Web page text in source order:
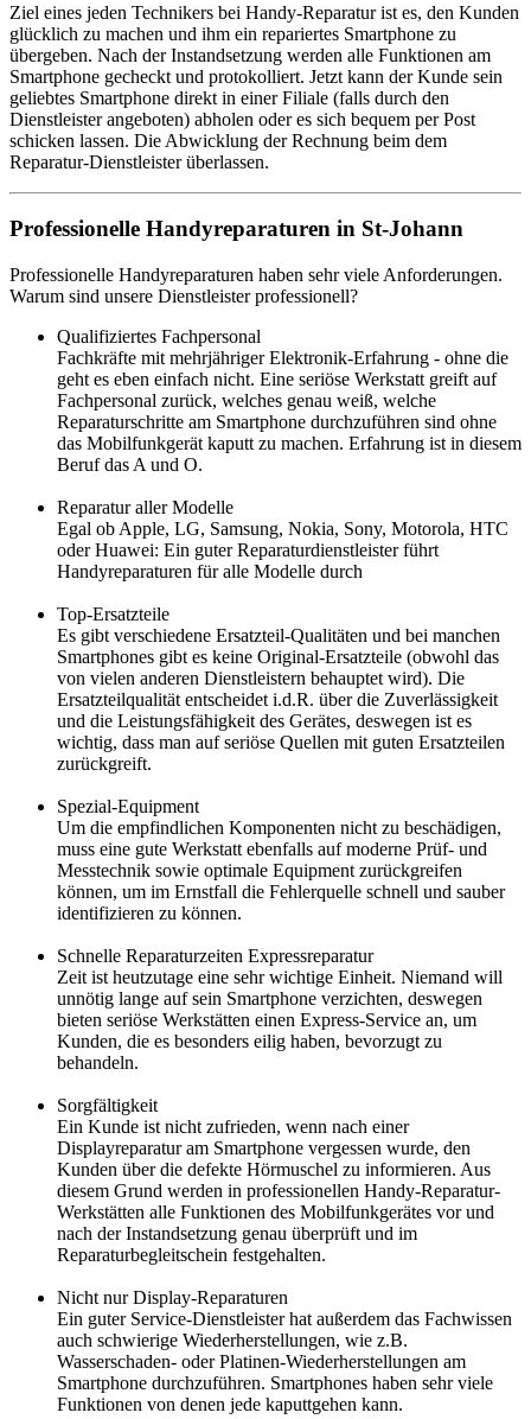
Ziel eines jeden Technikers bei Handy-Reparatur ist es, den Kunden
glücklich zu machen und ihm ein repariertes Smartphone zu
übergeben. Nach der Instandsetzung werden alle Funktionen am
Smartphone gecheckt und protokolliert. Jetzt kann der Kunde sein
geliebtes Smartphone direkt in einer Filiale (falls durch den
Dienstleister angeboten) abholen oder es sich bequem per Post
schicken lassen. Die Abwicklung der Rechnung beim dem
Reparatur-Dienstleister überlassen.
Professionelle Handyreparaturen in St-Johann
Professionelle Handyreparaturen haben sehr viele Anforderungen.
Warum sind unsere Dienstleister professionell?
Qualifiziertes Fachpersonal
Fachkräfte mit mehrjähriger Elektronik-Erfahrung - ohne die
geht es eben einfach nicht. Eine seriöse Werkstatt greift auf
Fachpersonal zurück, welches genau weiß, welche
Reparaturschritte am Smartphone durchzuführen sind ohne
das Mobilfunkgerät kaputt zu machen. Erfahrung ist in diesem
Beruf das A und O.
Reparatur aller Modelle
Egal ob Apple, LG, Samsung, Nokia, Sony, Motorola, HTC
oder Huawei: Ein guter Reparaturdienstleister führt
Handyreparaturen für alle Modelle durch
Top-Ersatzteile
Es gibt verschiedene Ersatzteil-Qualitäten und bei manchen
Smartphones gibt es keine Original-Ersatzteile (obwohl das
von vielen anderen Dienstleistern behauptet wird). Die
Ersatzteilqualität entscheidet i.d.R. über die Zuverlässigkeit
und die Leistungsfähigkeit des Gerätes, deswegen ist es
wichtig, dass man auf seriöse Quellen mit guten Ersatzteilen
zurückgreift.
Spezial-Equipment
Um die empfindlichen Komponenten nicht zu beschädigen,
muss eine gute Werkstatt ebenfalls auf moderne Prüf- und
Messtechnik sowie optimale Equipment zurückgreifen
können, um im Ernstfall die Fehlerquelle schnell und sauber
identifizieren zu können.
Schnelle Reparaturzeiten Expressreparatur
Zeit ist heutzutage eine sehr wichtige Einheit. Niemand will
unnötig lange auf sein Smartphone verzichten, deswegen
bieten seriöse Werkstätten einen Express-Service an, um
Kunden, die es besonders eilig haben, bevorzugt zu
behandeln.
Sorgfältigkeit
Ein Kunde ist nicht zufrieden, wenn nach einer
Displayreparatur am Smartphone vergessen wurde, den
Kunden über die defekte Hörmuschel zu informieren. Aus
diesem Grund werden in professionellen Handy-Reparatur-
Werkstätten alle Funktionen des Mobilfunkgerätes vor und
nach der Instandsetzung genau überprüft und im
Reparaturbegleitschein festgehalten.
Nicht nur Display-Reparaturen
Ein guter Service-Dienstleister hat außerdem das Fachwissen
auch schwierige Wiederherstellungen, wie z.B.
Wasserschaden- oder Platinen-Wiederherstellungen am
Smartphone durchzuführen. Smartphones haben sehr viele
Funktionen von denen jede kaputtgehen kann.